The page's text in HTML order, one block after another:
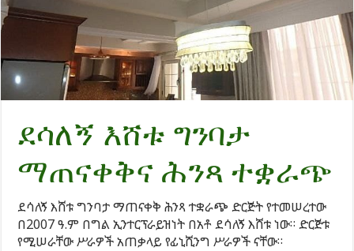
ደሳለኝ እሸቱ ግንባታ
ማጠናቀቅና ሕንጻ ተቋራጭ
ደሳለኝ እሸቱ ግንባታ ማጠናቀቅ ሕንጻ ተቋራጭ ድርጅት የተመሠረተው
በ2007 ዓ.ም በግል ኢንተርፕራይዝነት በአቶ ደሳለኝ እሸቱ ነው። ድርጅቱ
የሚሠራቸው ሥራዎች አጠቃላይ የፊኒሺንግ ሥራዎች ናቸው።